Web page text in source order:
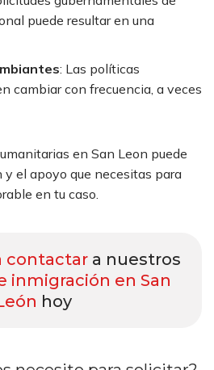
puede resultar en una
: Las políticas
cambiar con frecuencia, a veces
en San Leon puede
el apoyo que necesitas para
en tu caso.
contactara nuestros
inmigración en San
hoy